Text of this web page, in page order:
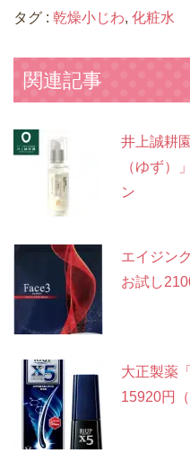
タグ : 乾燥小じわ, 化粧水
関連記事
井上誠耕
（ゆず）
ン
エイジン
お試し
大正製薬
15920円